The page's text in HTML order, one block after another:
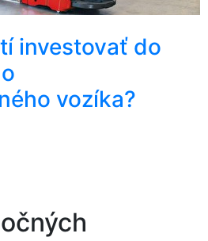
investovať do
vozíka?